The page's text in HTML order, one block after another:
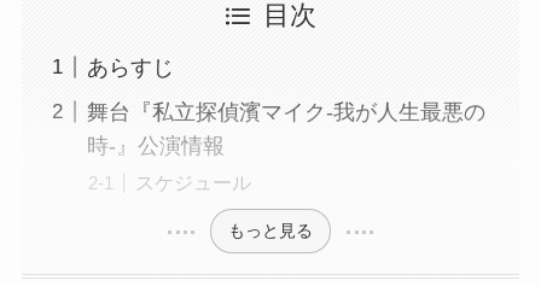
目次
あらすじ
舞台『私立探偵濱マイク-我が人生最悪の
時-』公演情報
スケジュール
もっと見る